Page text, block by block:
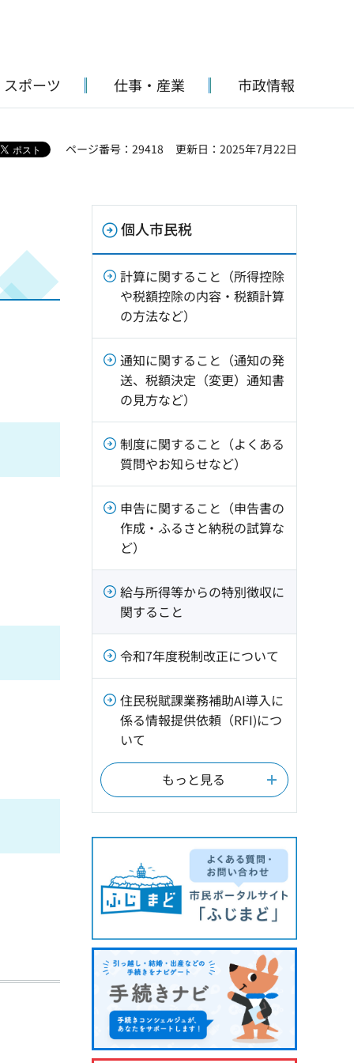
ポーツ 仕事・産業 市政情報
ページ番号：29418 更新日：2025年7月22日
個人市民税
計算に関すること（所得控除
や税額控除の内容・税額計算
の方法など）
通知に関すること（通知の発
送、税額決定（変更）通知書
の見方など）
制度に関すること（よくある
質問やお知らせなど）
申告に関すること（申告書の
作成・ふるさと納税の試算な
ど）
給与所得等からの特別徴収に
関すること
令和7年度税制改正について
住民税賦課業務補助AI導入に
係る情報提供依頼（RFI)につ
いて
もっと見る